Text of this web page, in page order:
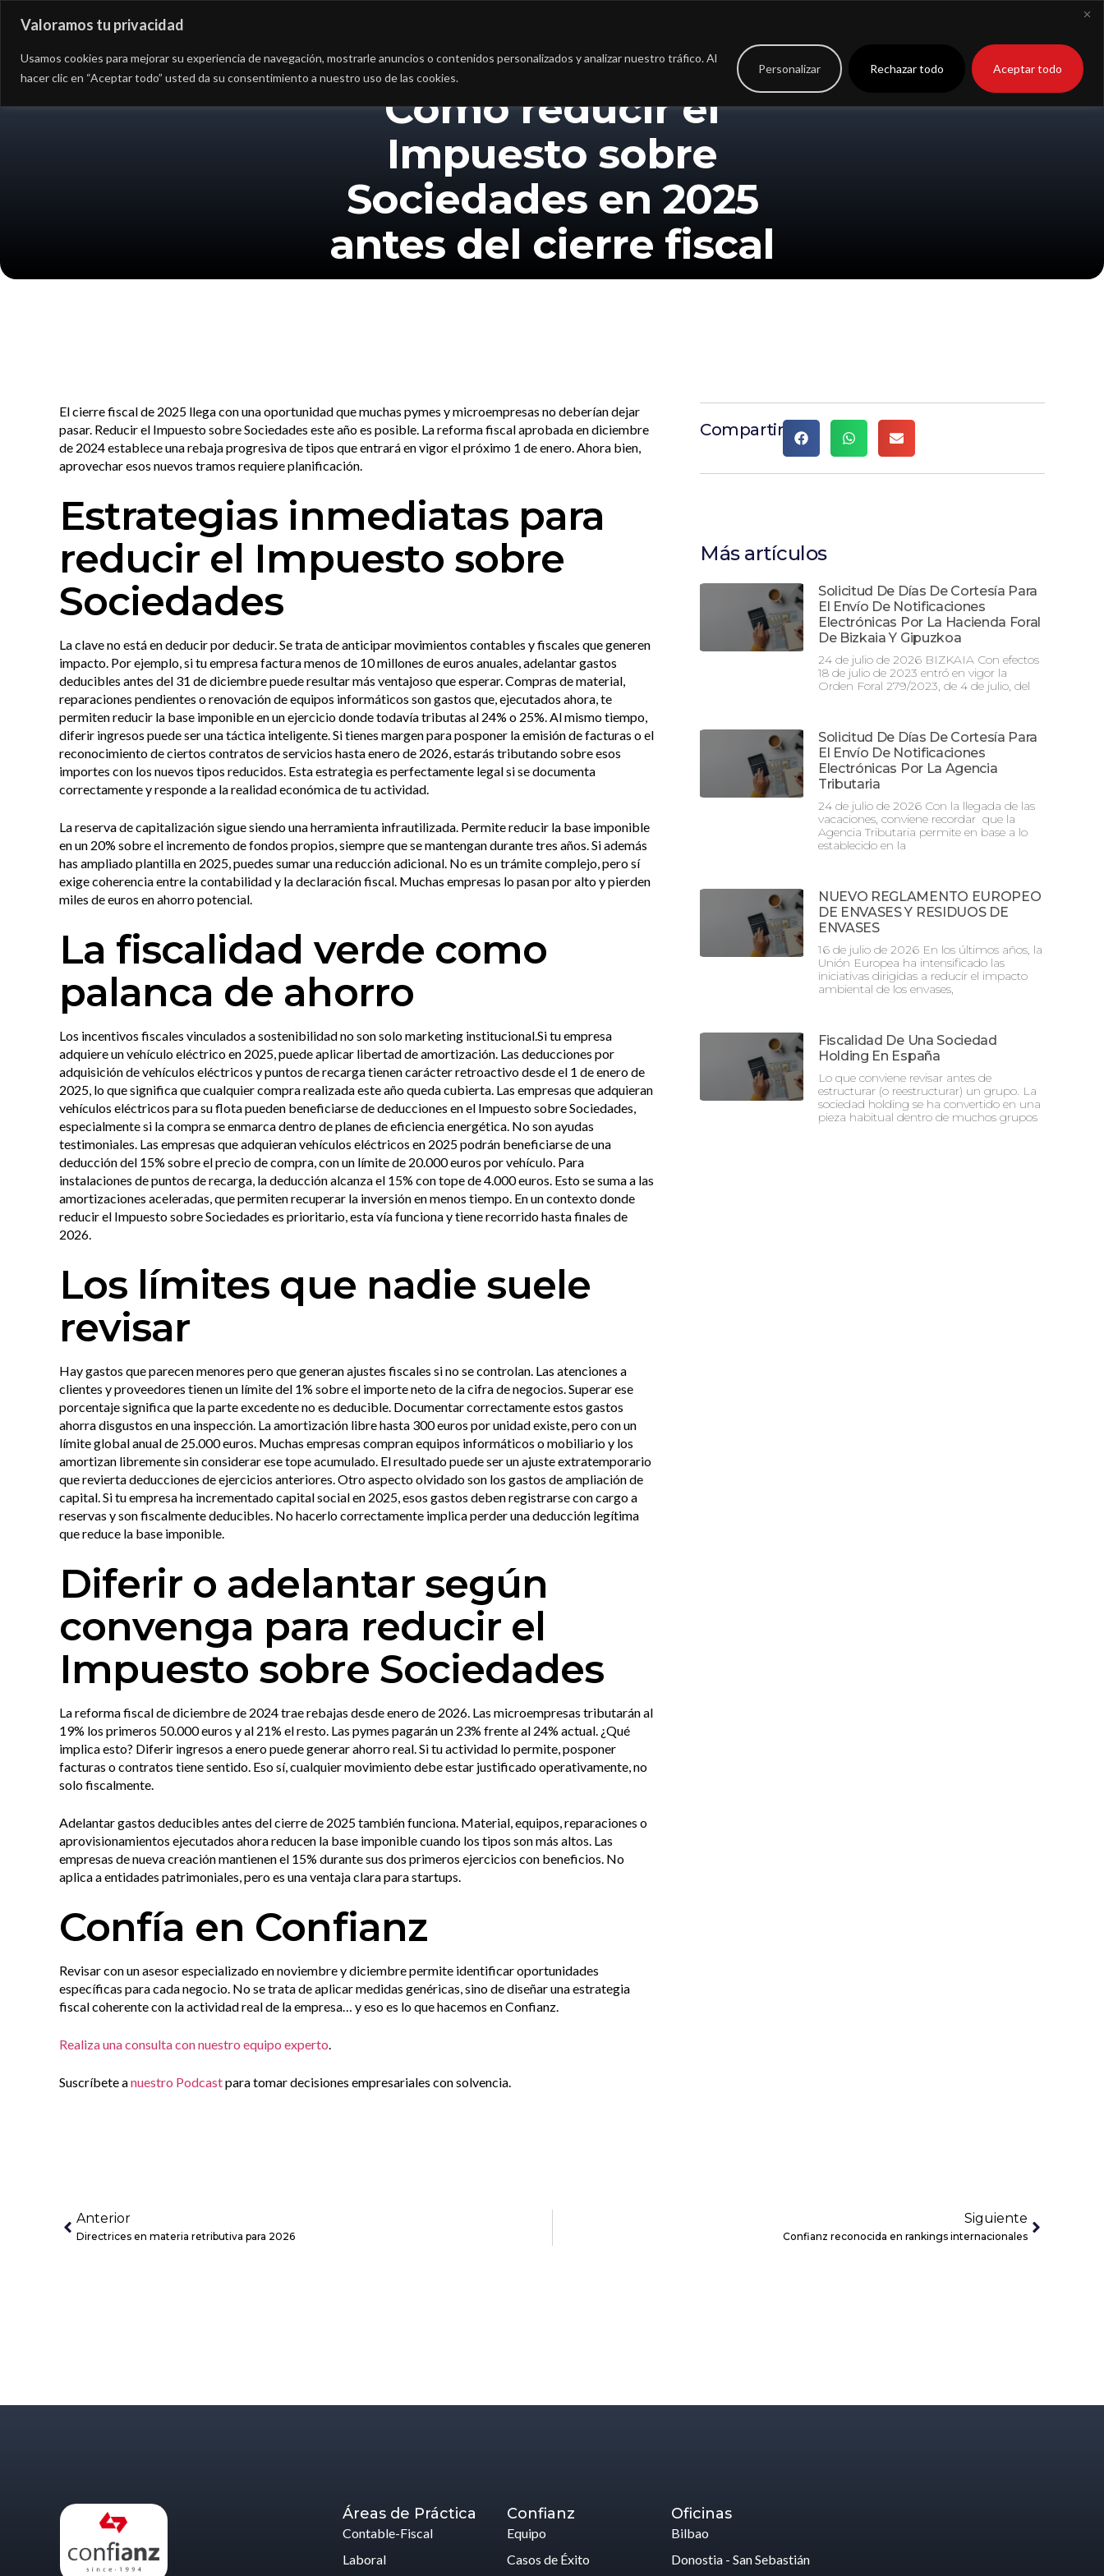
Valoramos tu privacidad
Usamos cookies para mejorar su experiencia de navegación, mostrarle anuncios o contenidos personalizados y analizar nuestro tráfico. Al
hacer clic en “Aceptar todo” usted da su consentimiento a nuestro uso de las cookies.
Personalizar Rechazar todo Aceptar todo
Cómo reducir el
Impuesto sobre
Sociedades en 2025
antes del cierre fiscal
El cierre fiscal de 2025 llega con una oportunidad que muchas pymes y microempresas no deberían dejar
pasar. Reducir el Impuesto sobre Sociedades este año es posible. La reforma fiscal aprobada en diciembre
de 2024 establece una rebaja progresiva de tipos que entrará en vigor el próximo 1 de enero. Ahora bien,
aprovechar esos nuevos tramos requiere planificación.
Estrategias inmediatas para
reducir el Impuesto sobre
Sociedades
La clave no está en deducir por deducir. Se trata de anticipar movimientos contables y fiscales que generen
impacto. Por ejemplo, si tu empresa factura menos de 10 millones de euros anuales, adelantar gastos
deducibles antes del 31 de diciembre puede resultar más ventajoso que esperar. Compras de material,
reparaciones pendientes o renovación de equipos informáticos son gastos que, ejecutados ahora, te
permiten reducir la base imponible en un ejercicio donde todavía tributas al 24% o 25%. Al mismo tiempo,
diferir ingresos puede ser una táctica inteligente. Si tienes margen para posponer la emisión de facturas o el
reconocimiento de ciertos contratos de servicios hasta enero de 2026, estarás tributando sobre esos
importes con los nuevos tipos reducidos. Esta estrategia es perfectamente legal si se documenta
correctamente y responde a la realidad económica de tu actividad.
La reserva de capitalización sigue siendo una herramienta infrautilizada. Permite reducir la base imponible
en un 20% sobre el incremento de fondos propios, siempre que se mantengan durante tres años. Si además
has ampliado plantilla en 2025, puedes sumar una reducción adicional. No es un trámite complejo, pero sí
exige coherencia entre la contabilidad y la declaración fiscal. Muchas empresas lo pasan por alto y pierden
miles de euros en ahorro potencial.
La fiscalidad verde como
palanca de ahorro
Los incentivos fiscales vinculados a sostenibilidad no son solo marketing institucional.Si tu empresa
adquiere un vehículo eléctrico en 2025, puede aplicar libertad de amortización. Las deducciones por
adquisición de vehículos eléctricos y puntos de recarga tienen carácter retroactivo desde el 1 de enero de
2025, lo que significa que cualquier compra realizada este año queda cubierta. Las empresas que adquieran
vehículos eléctricos para su flota pueden beneficiarse de deducciones en el Impuesto sobre Sociedades,
especialmente si la compra se enmarca dentro de planes de eficiencia energética. No son ayudas
testimoniales. Las empresas que adquieran vehículos eléctricos en 2025 podrán beneficiarse de una
deducción del 15% sobre el precio de compra, con un límite de 20.000 euros por vehículo. Para
instalaciones de puntos de recarga, la deducción alcanza el 15% con tope de 4.000 euros. Esto se suma a las
amortizaciones aceleradas, que permiten recuperar la inversión en menos tiempo. En un contexto donde
reducir el Impuesto sobre Sociedades es prioritario, esta vía funciona y tiene recorrido hasta finales de
2026.
Los límites que nadie suele
revisar
Hay gastos que parecen menores pero que generan ajustes fiscales si no se controlan. Las atenciones a
clientes y proveedores tienen un límite del 1% sobre el importe neto de la cifra de negocios. Superar ese
porcentaje significa que la parte excedente no es deducible. Documentar correctamente estos gastos
ahorra disgustos en una inspección. La amortización libre hasta 300 euros por unidad existe, pero con un
límite global anual de 25.000 euros. Muchas empresas compran equipos informáticos o mobiliario y los
amortizan libremente sin considerar ese tope acumulado. El resultado puede ser un ajuste extratemporario
que revierta deducciones de ejercicios anteriores. Otro aspecto olvidado son los gastos de ampliación de
capital. Si tu empresa ha incrementado capital social en 2025, esos gastos deben registrarse con cargo a
reservas y son fiscalmente deducibles. No hacerlo correctamente implica perder una deducción legítima
que reduce la base imponible.
Diferir o adelantar según
convenga para reducir el
Impuesto sobre Sociedades
La reforma fiscal de diciembre de 2024 trae rebajas desde enero de 2026. Las microempresas tributarán al
19% los primeros 50.000 euros y al 21% el resto. Las pymes pagarán un 23% frente al 24% actual. ¿Qué
implica esto? Diferir ingresos a enero puede generar ahorro real. Si tu actividad lo permite, posponer
facturas o contratos tiene sentido. Eso sí, cualquier movimiento debe estar justificado operativamente, no
solo fiscalmente.
Adelantar gastos deducibles antes del cierre de 2025 también funciona. Material, equipos, reparaciones o
aprovisionamientos ejecutados ahora reducen la base imponible cuando los tipos son más altos. Las
empresas de nueva creación mantienen el 15% durante sus dos primeros ejercicios con beneficios. No
aplica a entidades patrimoniales, pero es una ventaja clara para startups.
Confía en Confianz
Revisar con un asesor especializado en noviembre y diciembre permite identificar oportunidades
específicas para cada negocio. No se trata de aplicar medidas genéricas, sino de diseñar una estrategia
fiscal coherente con la actividad real de la empresa… y eso es lo que hacemos en Confianz.
Realiza una consulta con nuestro equipo experto
Suscríbete anuestro Podcastpara tomar decisiones empresariales con solvencia.
Compartir
Más artículos
Solicitud De Días De Cortesía Para
El Envío De Notificaciones
Electrónicas Por La Hacienda Foral
De Bizkaia Y Gipuzkoa
24 de julio de 2026 BIZKAIA Con efectos
18 de julio de 2023 entró en vigor la
Orden Foral 279/2023, de 4 de julio, del
Solicitud De Días De Cortesía Para
El Envío De Notificaciones
Electrónicas Por La Agencia
Tributaria
24 de julio de 2026 Con la llegada de las
vacaciones, conviene recordar que la
Agencia Tributaria permite en base a lo
establecido en la
NUEVO REGLAMENTO EUROPEO
DE ENVASES Y RESIDUOS DE
ENVASES
16 de julio de 2026 En los últimos años, la
Unión Europea ha intensificado las
iniciativas dirigidas a reducir el impacto
ambiental de los envases,
Fiscalidad De Una Sociedad
Holding En España
Lo que conviene revisar antes de
estructurar (o reestructurar) un grupo. La
sociedad holding se ha convertido en una
pieza habitual dentro de muchos grupos
Anterior
Directrices en materia retributiva para 2026
Siguiente
Confianz reconocida en rankings internacionales
Áreas de Práctica
Contable-Fiscal
Laboral
Confianz
Equipo
Casos de Éxito
Oficinas
Bilbao
Donostia - San Sebastián